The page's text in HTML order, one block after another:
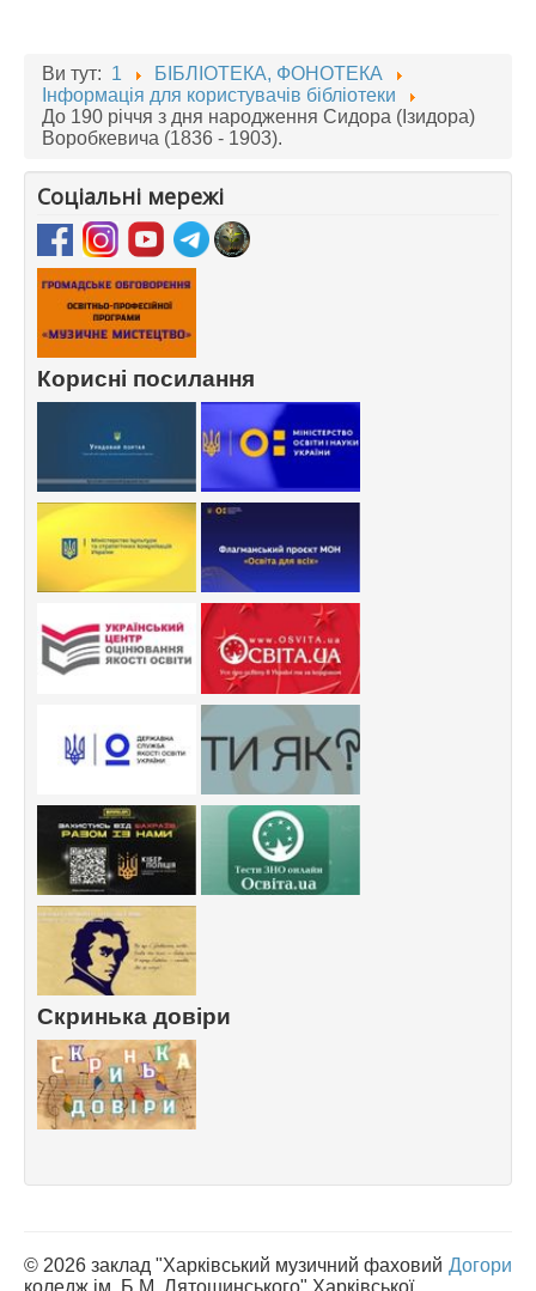
Ви тут: 1
БІБЛІОТЕКА, ФОНОТЕКА
Інформація для користувачів бібліотеки
До 190 річчя з дня народження Сидора (Ізидора)
Воробкевича (1836 - 1903).
Соціальні мережі
Корисні посилання
Скринька довіри
Догори
© 2026 заклад "Харківський музичний фаховий
коледж ім. Б.М. Лятошинського" Харківської